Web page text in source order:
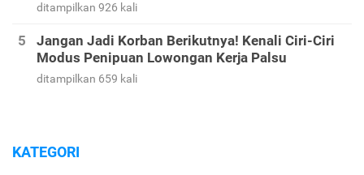
ditampilkan 926 kali
Jangan Jadi Korban Berikutnya! Kenali Ciri-Ciri
Modus Penipuan Lowongan Kerja Palsu
ditampilkan 659 kali
KATEGORI